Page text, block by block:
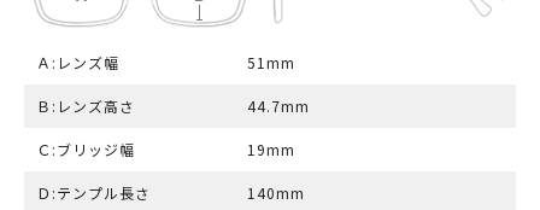
Ａ:レンズ幅 51mm
Ｂ:レンズ高さ 44.7mm
Ｃ:ブリッジ幅 19mm
Ｄ:テンプル長さ 140mm